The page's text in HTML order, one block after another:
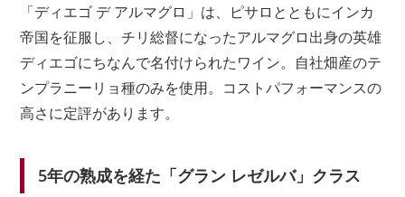
「ディエゴ デ アルマグロ」は、ピサロとともにインカ
帝国を征服し、チリ総督になったアルマグロ出身の英雄
ディエゴにちなんで名付けられたワイン。自社畑産のテ
ンプラニーリョ種のみを使用。コストパフォーマンスの
高さに定評があります。
5年の熟成を経た「グラン レゼルバ」クラス